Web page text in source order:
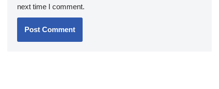
next time I comment.